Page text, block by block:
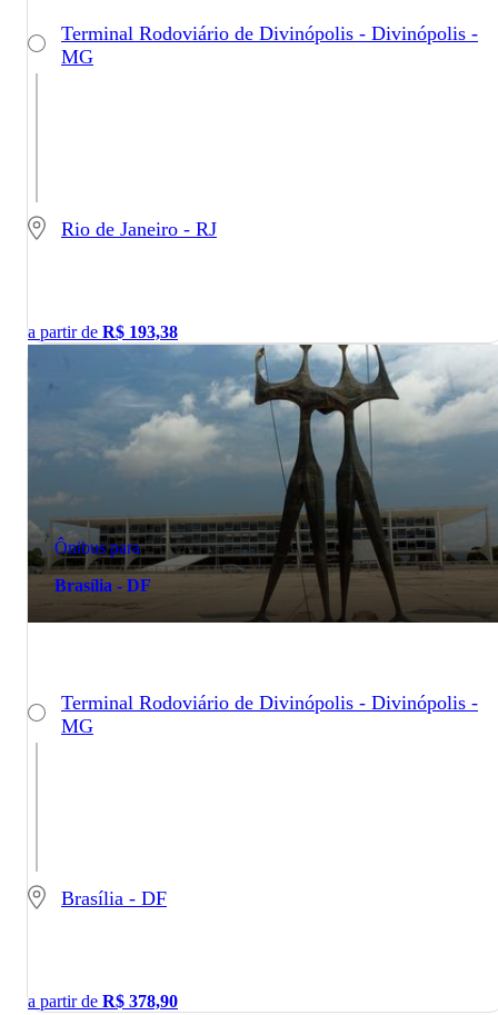
Terminal Rodoviário de Divinópolis - Divinópolis -
MG
Rio de Janeiro - RJ
a partir de R$ 193,38
Ônibus para
Brasília - DF
Terminal Rodoviário de Divinópolis - Divinópolis -
MG
Brasília - DF
a partir de R$ 378,90